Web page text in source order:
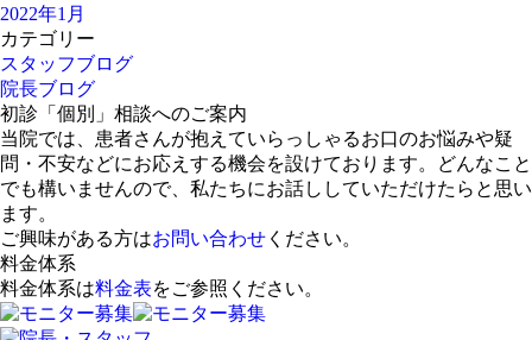
2022年1月
カテゴリー
スタッフブログ
院長ブログ
初診「個別」相談へのご案内
当院では、患者さんが抱えていらっしゃるお口のお悩みや疑
問・不安などにお応えする機会を設けております。どんなこと
でも構いませんので、私たちにお話ししていただけたらと思い
ます。
ご興味がある方はお問い合わせ ください。
料金体系
料金体系は料金表をご参照ください。